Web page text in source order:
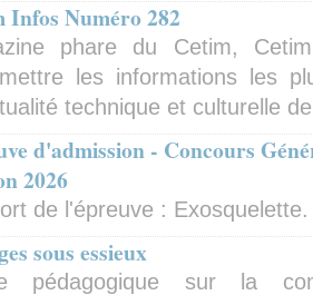
Infos Numéro 282
phare du Cetim,
les informations les
technique et culturelle
d'admission - Concours
2026
de l'épreuve : Exosquelette.
sous essieux
pédagogique sur la